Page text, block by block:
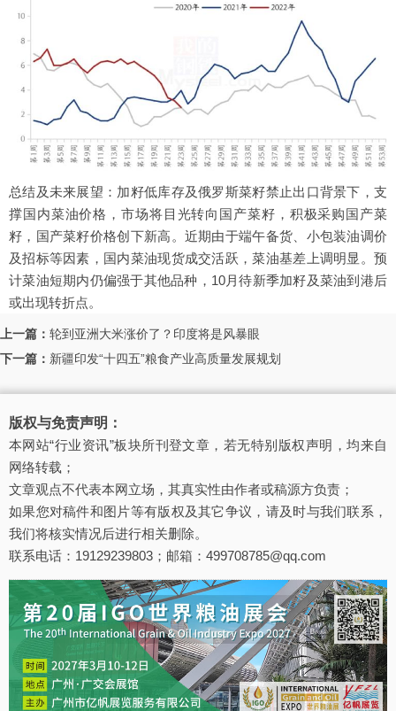
总结及未来展望：加籽低库存及俄罗斯菜籽禁止出口背景下，支
撑国内菜油价格，市场将目光转向国产菜籽，积极采购国产菜
籽，国产菜籽价格创下新高。近期由于端午备货、小包装油调价
及招标等因素，国内菜油现货成交活跃，菜油基差上调明显。预
计菜油短期内仍偏强于其他品种，10月待新季加籽及菜油到港后
或出现转折点。
上一篇： 轮到亚洲大米涨价了？印度将是风暴眼
下一篇： 新疆印发“十四五”粮食产业高质量发展规划
版权与免责声明：
本网站“行业资讯”板块所刊登文章，若无特别版权声明，均来自
网络转载；
文章观点不代表本网立场，其真实性由作者或稿源方负责；
如果您对稿件和图片等有版权及其它争议，请及时与我们联系，
我们将核实情况后进行相关删除。
联系电话：19129239803；邮箱：499708785@qq.com